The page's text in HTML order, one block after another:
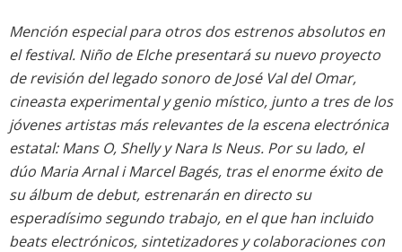
Mención especial para otros dos estrenos absolutos en
el festival. Niño de Elche presentará su nuevo proyecto
de revisión del legado sonoro de José Val del Omar,
cineasta experimental y genio místico, junto a tres de los
jóvenes artistas más relevantes de la escena electrónica
estatal: Mans O, Shelly y Nara Is Neus. Por su lado, el
dúo Maria Arnal i Marcel Bagés, tras el enorme éxito de
su álbum de debut, estrenarán en directo su
esperadísimo segundo trabajo, en el que han incluido
beats electrónicos, sintetizadores y colaboraciones con